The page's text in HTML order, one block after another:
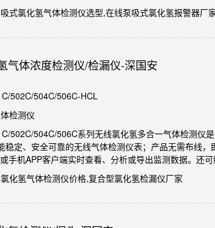
式氯化氢气体检测仪选型,在线泵吸式氯化氢报警器厂
气体浓度检测仪/检漏仪-深国安
502C/504C/506C-HCL
检测仪
502C/504C/506C系列无线氯化氢多合一气体检测仪
稳定、安全可靠的无线气体检测仪表；产品无需布线
手机APP客户端实时查看、分析或导出监测数据。还
化氢气体检测仪价格,复合型氯化氢检漏仪厂家